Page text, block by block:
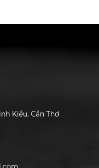
Kiều, Cần Thơ